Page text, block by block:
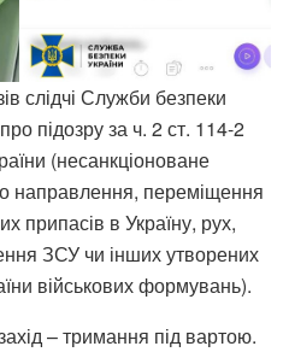
слідчі Служби безпеки
підозру за ч. 2 ст. 114-2
(несанкціоноване
направлення, переміщення
припасів в Україну, рух,
ЗСУ чи інших утворених
військових формувань).
– тримання під вартою.